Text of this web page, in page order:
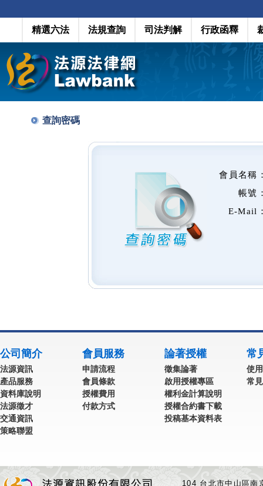
精選六法 法規查詢 司法判解 行政函釋
查詢密碼
會員名稱
帳號
E-Mail
公司簡介
法源資訊
產品服務
資料庫說明
法源徵才
交通資訊
策略聯盟
會員服務
申請流程
會員條款
授權費用
付款方式
論著授權
徵集論著
啟用授權專區
權利金計算說明
授權合約書下載
投稿基本資料表
常
使
常
104 台北市中山區